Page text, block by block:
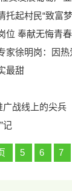
托起村民“致富
位 奉献无悔青春
家徐明岗：因
最甜
广战线上的尖兵
记
5 6 7